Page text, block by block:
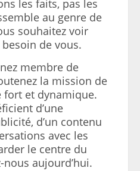
les faits, pas les
au genre de
souhaitez voir
de vous.
membre de
la mission de
et dynamique.
d’une
d’un contenu
avec les
le centre du
nous aujourd’hui.